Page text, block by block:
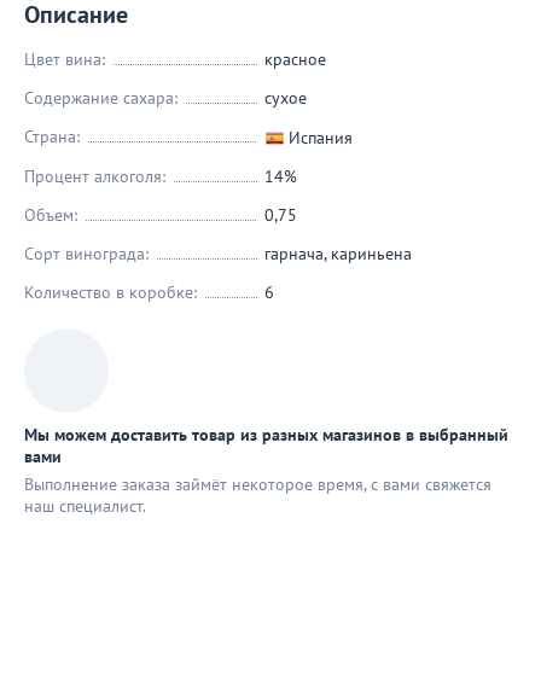
Описание
Цвет вина:
красное
Содержание сахара:
сухое
Страна:
Испания
Процент алкоголя:
14%
Объем:
0,75
Сорт винограда:
гарнача, кариньена
Количество в коробке:
6
Мы можем доставить товар из разных магазинов в выбранный
вами
Выполнение заказа займёт некоторое время, с вами свяжется
наш специaлист.